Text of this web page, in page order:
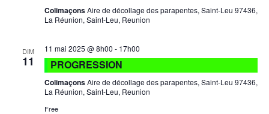
ColimaçonsAire de décollage des parapentes, Saint-Leu 97436,
La Réunion, Saint-Leu, Reunion
DIM
11
11 mai 2025 @ 8h00 - 17h00
PROGRESSION
ColimaçonsAire de décollage des parapentes, Saint-Leu 97436,
La Réunion, Saint-Leu, Reunion
Free